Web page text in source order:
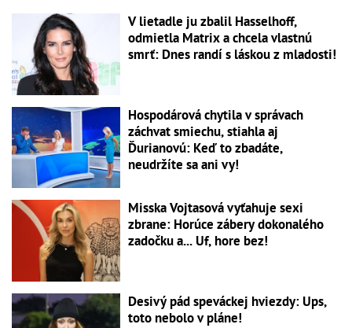
V lietadle ju zbalil Hasselhoff,
odmietla Matrix a chcela vlastnú
smrť: Dnes randí s láskou z mladosti!
Hospodárová chytila v správach
záchvat smiechu, stiahla aj
Ďurianovú: Keď to zbadáte,
neudržíte sa ani vy!
Misska Vojtasová vyťahuje sexi
zbrane: Horúce zábery dokonalého
zadočku a... Uf, hore bez!
Desivý pád speváckej hviezdy: Ups,
toto nebolo v pláne!